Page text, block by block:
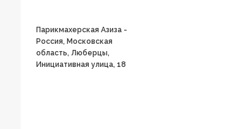
Парикмахерская Азиза -
Россия, Московская
область, Люберцы,
Инициативная улица, 18